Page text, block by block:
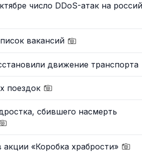
число DDoS-атак на
вакансий
движение транспорта
поездок
сбившего насмерть
«Коробка храбрости»